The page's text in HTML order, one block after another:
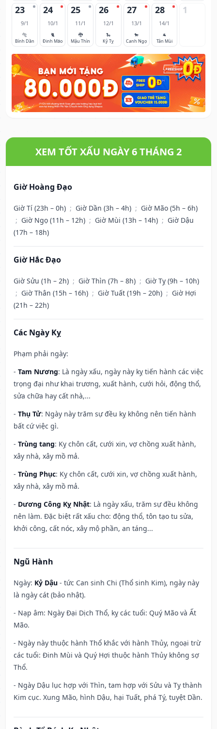
23
9/1
🐅
Bính Dần
24
10/1
🐈
Đinh Mão
25
11/1
🐉
Mậu Thìn
26
12/1
🐍
Kỷ Tỵ
27
13/1
🐎
Canh Ngọ
28
14/1
🐐
Tân Mùi
1
XEM TỐT XẤU NGÀY 6 THÁNG 2
Giờ Hoàng Đạo
Giờ Tí (23h – 0h) ; Giờ Dần (3h – 4h) ; Giờ Mão (5h – 6h)
; Giờ Ngọ (11h – 12h) ; Giờ Mùi (13h – 14h) ; Giờ Dậu
(17h – 18h)
Giờ Hắc Đạo
Giờ Sửu (1h – 2h) ; Giờ Thìn (7h – 8h) ; Giờ Tỵ (9h – 10h)
; Giờ Thân (15h – 16h) ; Giờ Tuất (19h – 20h) ; Giờ Hợi
(21h – 22h)
Các Ngày Kỵ
Phạm phải ngày:
- Tam Nương: Là ngày xấu, ngày này kỵ tiến hành các việc
trọng đại như khai trương, xuất hành, cưới hỏi, động thổ,
sửa chữa hay cất nhà,...
- Thụ Tử: Ngày này trăm sự đều kỵ không nên tiến hành
bất cứ việc gì.
- Trùng tang: Kỵ chôn cất, cưới xin, vợ chồng xuất hành,
xây nhà, xây mồ mả.
- Trùng Phục: Kỵ chôn cất, cưới xin, vợ chồng xuất hành,
xây nhà, xây mồ mả.
- Dương Công Kỵ Nhật: Là ngày xấu, trăm sự đều không
nên làm. Đặc biệt rất xấu cho: động thổ, tôn tạo tu sửa,
khởi công, cất nóc, xây mộ phần, an táng...
Ngũ Hành
Ngày: Kỷ Dậu - tức Can sinh Chi (Thổ sinh Kim), ngày này
là ngày cát (bảo nhật).
- Nạp âm: Ngày Đại Dịch Thổ, kỵ các tuổi: Quý Mão và Ất
Mão.
- Ngày này thuộc hành Thổ khắc với hành Thủy, ngoại trừ
các tuổi: Đinh Mùi và Quý Hợi thuộc hành Thủy không sợ
Thổ.
- Ngày Dậu lục hợp với Thìn, tam hợp với Sửu và Tỵ thành
Kim cục. Xung Mão, hình Dậu, hại Tuất, phá Tý, tuyệt Dần.